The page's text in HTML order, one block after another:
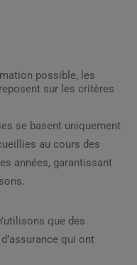
possible, les
sur les critères
se basent uniquement
au cours des
années, garantissant
que des
qui ont